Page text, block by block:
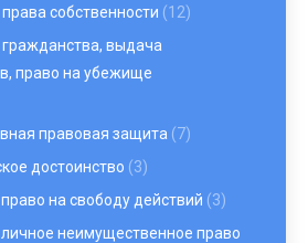
собственности (12)
выдача
право на убежище
правовая защита (7)
достоинство (3)
на свободу действий (3)
неимущественное право